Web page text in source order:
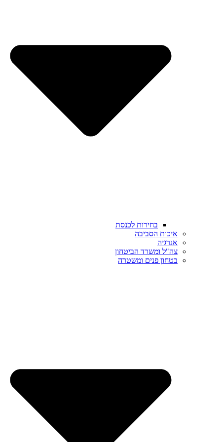
בחירות לכנסת
איכות הסביבה
אנרגיה
צה"ל ומשרד הביטחון
בטחון פנים ומשטרה